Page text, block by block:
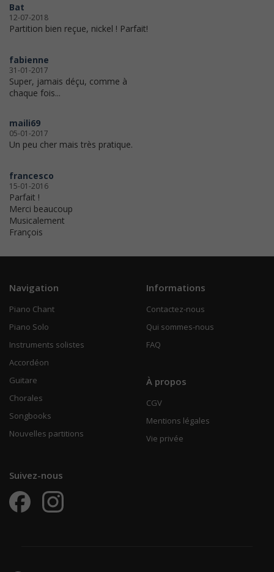
Bat
12-07-2018
Partition bien reçue, nickel ! Parfait!
fabienne
31-01-2017
Super, jamais déçu, comme à
chaque fois...
maili69
05-01-2017
Un peu cher mais très pratique.
francesco
15-01-2016
Parfait !
Merci beaucoup
Musicalement
François
Navigation
Piano Chant
Piano Solo
Instruments solistes
Accordéon
Guitare
Chorales
Songbooks
Nouvelles partitions
Informations
Contactez-nous
Qui sommes-nous
FAQ
À propos
CGV
Mentions légales
Vie privée
Suivez-nous